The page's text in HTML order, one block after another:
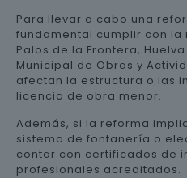
Para llevar a cabo una
fundamental cumplir con la
Palos de la Frontera,
Municipal de Obras y
afectan la estructura o las
licencia de obra menor.
Además, si la reforma
sistema de fontanería o
contar con certificados de
profesionales acreditados.